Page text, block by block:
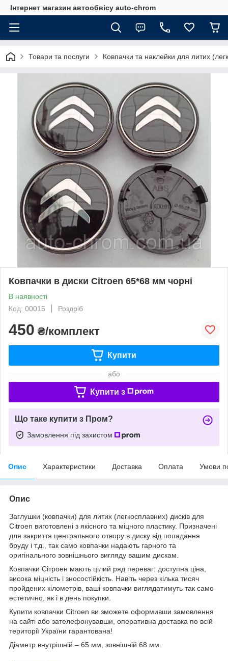
Інтернет магазин автообвісу auto-chrom
Товари та послуги Ковпачки та наклейки для литих
Ковпачки в диски Citroen 65*68 мм чорні
В наявності
Код: 00015
Роздріб
450 ₴/комплект
Купити
або
Купити з
Що таке купити з Пром?
Замовлення під захистом
Опис Характеристики Доставка Оплата Умови
Опис
Заглушки (ковпачки) для литих (легкосплавних) дисків для
Citroen виготовлені з якісного та міцного пластику. Призначені
для закриття центрального отвору в диску від попадання
бруду і т.д., так само ковпачки надають гарного та
оригінального зовнішнього вигляду вашим дискам.
Ковпачки Сітроен мають цілий ряд переваг: доступна ціна,
висока міцність і зносостійкість. Навіть через кілька тисяч
пройдених кілометрів, ваші ковпачки виглядатимуть так само
естетично, як і в день покупки.
Купити ковпачки Citroen ви зможете оформивши замовлення
на сайті або зателефонувавши, оперативна доставка по всій
території України гарантована!
Діаметр внутрішній – 65 мм, зовнішній 68 мм.